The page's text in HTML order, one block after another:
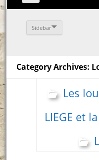
Sidebar
Category Archives:
Les
LIEGE et